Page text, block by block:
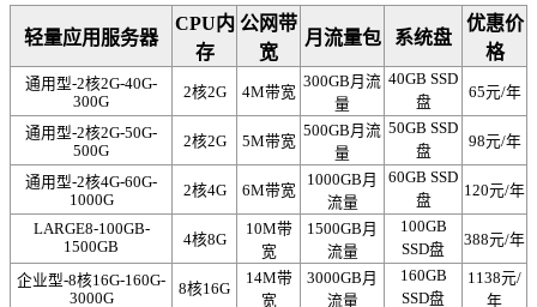
轻量应用服务器
CPU内
存
公网带
宽
月流量包 系统盘
优惠价
格
通用型-2核2G-40G-
300G
2核2G 4M带宽
300GB月流
量
40GB SSD
盘
65元/年
通用型-2核2G-50G-
500G
2核2G 5M带宽
500GB月流
量
50GB SSD
盘
98元/年
通用型-2核4G-60G-
1000G
2核4G 6M带宽
1000GB月
流量
60GB SSD
盘
120元/年
LARGE8-100GB-
1500GB
4核8G
10M带
宽
1500GB月
流量
100GB
SSD盘
388元/年
企业型-8核16G-160G-
3000G
8核16G
14M带
宽
3000GB月
流量
160GB
SSD盘
1138元/
年